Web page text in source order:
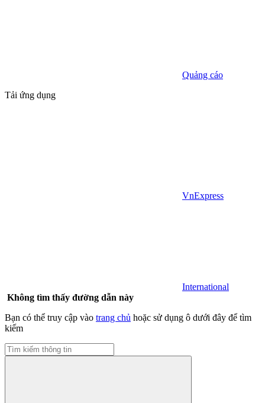
Quảng cáo
Tải ứng dụng
VnExpress
International
Không tìm thấy đường dẫn này
Bạn có thể truy cập vào trang chủ hoặc sử dụng ô dưới đây để tìm
kiếm